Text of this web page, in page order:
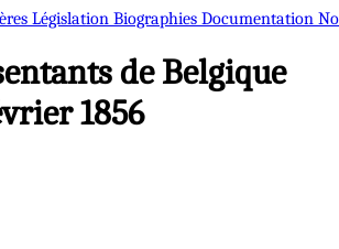
Législation Biographies Documentation
de Belgique
1856